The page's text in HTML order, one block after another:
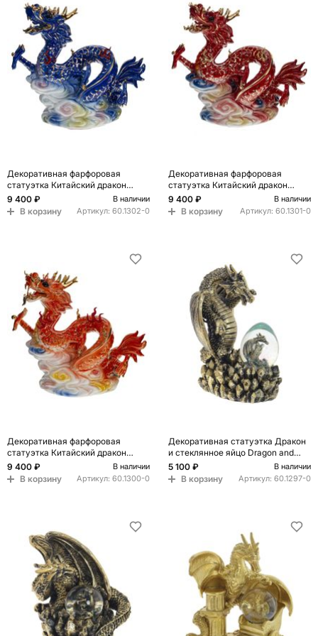
Декоративная фарфоровая
статуэтка Китайский дракон
Синий
9 400 ₽ В наличии
В корзину Артикул: 60.1302-0
Декоративная фарфоровая
статуэтка Китайский дракон
Вишневый
9 400 ₽ В наличии
В корзину Артикул: 60.1301-0
Декоративная фарфоровая
статуэтка Китайский дракон
Алый
9 400 ₽ В наличии
В корзину Артикул: 60.1300-0
Декоративная статуэтка Дракон
и стеклянное яйцо Dragon and
Glass Egg Gold Black
5 100 ₽ В наличии
В корзину Артикул: 60.1297-0